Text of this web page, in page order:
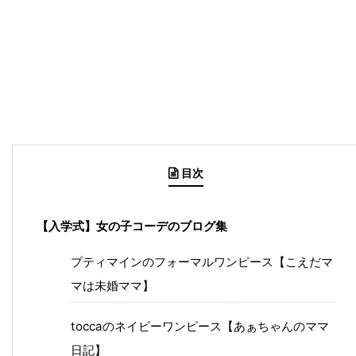
目次
【入学式】女の子コーデのブログ集
プティマインのフォーマルワンピース【こえだマ
マは未婚ママ】
toccaのネイビーワンピース【あぁちゃんのママ
日記】